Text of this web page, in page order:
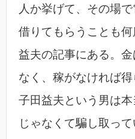
人か挙げて、その場
借りてもらうことも
益夫の記事にある。
なく、稼がなければ
子田益夫という男は
じゃなくて騙し取っ